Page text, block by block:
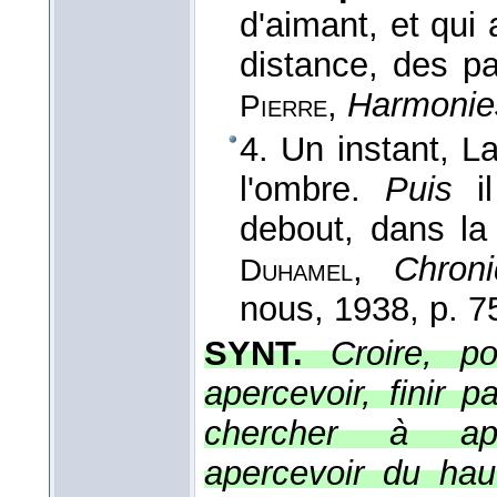
d'aimant, et qui
distance, des
Pierre,
4. Un instant,
l'ombre. Puis
debout, dans
Duhamel,
nous, 1938, p.
SYNT.Croire,
apercevoir, finir
chercher à
apercevoir du